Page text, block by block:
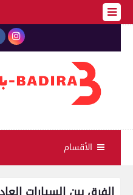
الأقسام